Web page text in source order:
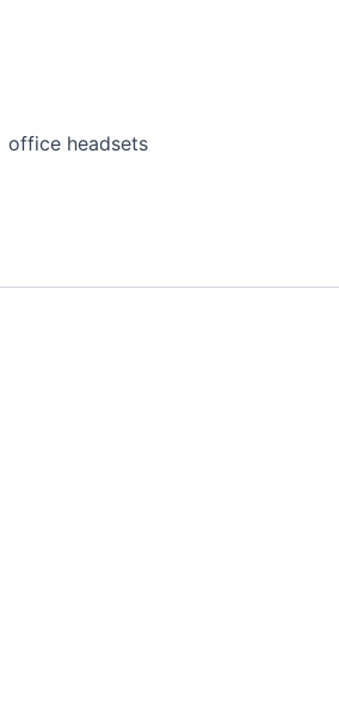
office headsets